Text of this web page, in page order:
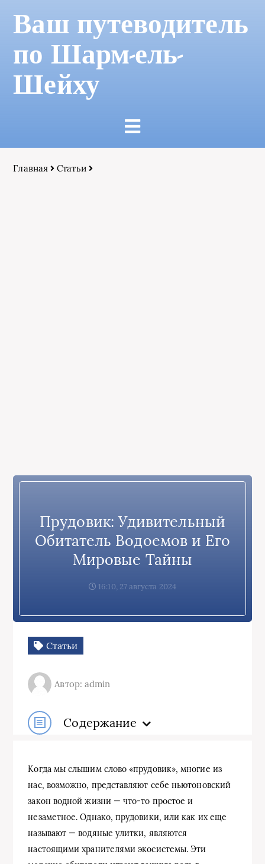
Ваш путеводитель
по Шарм-ель-
Шейху
Главная Статьи
Прудовик: Удивительный
Обитатель Водоемов и Его
Мировые Тайны
16:10, 27 августа 2024
Статьи
Автор: admin
Содержание
Когда мы слышим слово «прудовик», многие из
нас, возможно, представляют себе ньютоновский
закон водной жизни — что-то простое и
незаметное. Однако, прудовики, или как их еще
называют — водяные улитки, являются
настоящими хранителями экосистемы. Эти